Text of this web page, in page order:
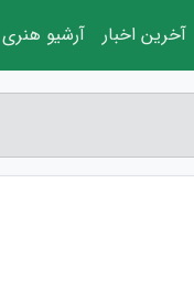
آخرین اخبار آرشیو هنری